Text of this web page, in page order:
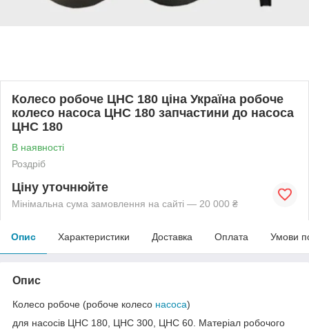
Колесо робоче ЦНС 180 ціна Україна робоче
колесо насоса ЦНС 180 запчастини до насоса
ЦНС 180
В наявності
Роздріб
Ціну уточнюйте
Мінімальна сума замовлення на сайті — 20 000 ₴
Опис Характеристики Доставка Оплата Умови
Опис
Колесо робоче (робоче колесо насоса)
для насосів ЦНС 180, ЦНС 300, ЦНС 60. Матеріал робочого